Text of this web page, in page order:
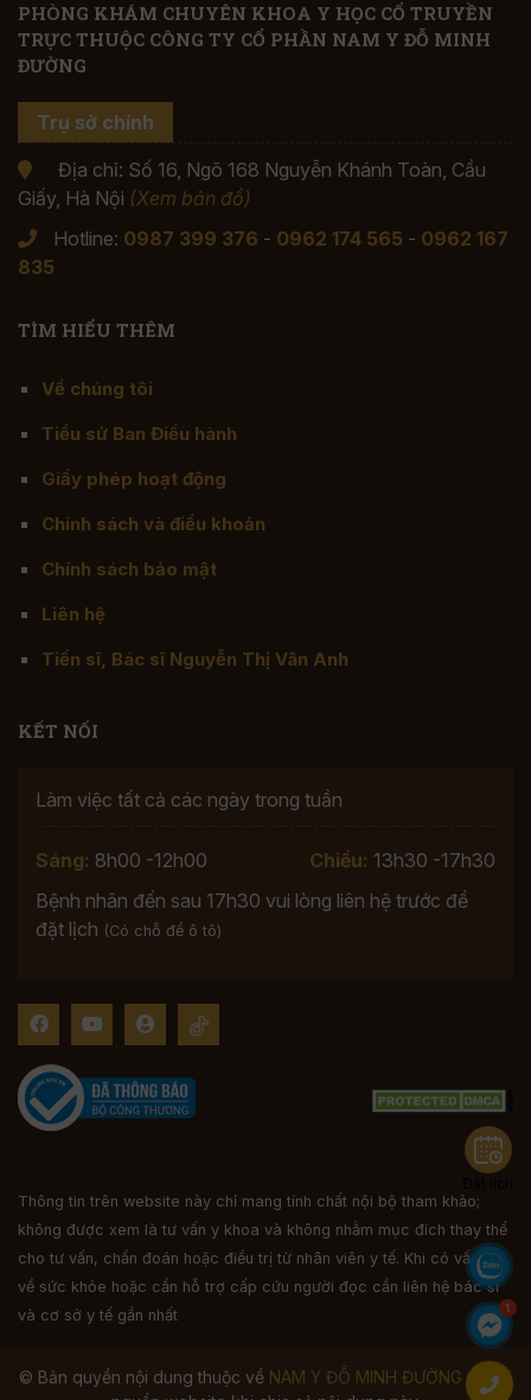
PHÒNG KHÁM CHUYÊN KHOA Y HỌC CỔ TRUYỀN
TRỰC THUỘC CÔNG TY CỔ PHẦN NAM Y ĐỖ MINH
ĐƯỜNG
Trụ sở chính
Địa chỉ: Số 16, Ngõ 168 Nguyễn Khánh Toàn, Cầu
Giấy, Hà Nội (Xem bản đồ)
Hotline: 0987 399 376 - 0962 174 565 - 0962 167
835
TÌM HIỂU THÊM
Về chúng tôi
Tiểu sử Ban Điều hành
Giấy phép hoạt động
Chính sách và điều khoản
Chính sách bảo mật
Liên hệ
Tiến sĩ, Bác sĩ Nguyễn Thị Vân Anh
KẾT NỐI
Làm việc tất cả các ngày trong tuần
Sáng: 8h00 -12h00 Chiều: 13h30 -17h30
Bệnh nhân đến sau 17h30 vui lòng liên hệ trước để
đặt lịch (Có chỗ để ô tô)
Thông tin trên website này chỉ mang tính chất nội bộ tham khảo;
không được xem là tư vấn y khoa và không nhằm mục đích thay thế
cho tư vấn, chẩn đoán hoặc điều trị từ nhân viên y tế. Khi có vấn đề
về sức khỏe hoặc cần hỗ trợ cấp cứu người đọc cần liên hệ bác sĩ
và cơ sở y tế gần nhất
© Bản quyền nội dung thuộc về NAM Y ĐỖ MINH ĐƯỜNG Ghi rõ